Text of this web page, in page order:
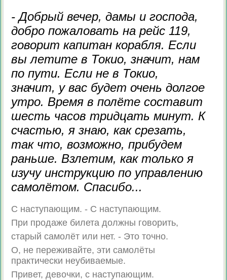
- Добрый вечер, дамы и господа,
добро пожаловать на рейс 119,
говорит капитан корабля. Если
вы летите в Токио, значит, нам
по пути. Если не в Токио,
значит, у вас будет очень долгое
утро. Время в полёте составит
шесть часов тридцать минут. К
счастью, я знаю, как срезать,
так что, возможно, прибудем
раньше. Взлетим, как только я
изучу инструкцию по управлению
самолётом. Спасибо...
С наступающим. - С наступающим.
При продаже билета должны говорить,
старый самолёт или нет. - Это точно.
О, не переживайте, эти самолёты
практически неубиваемые.
Привет, девочки, с наступающим.